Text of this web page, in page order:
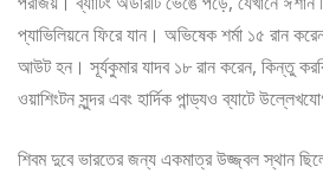
প্যাভিলিয়নে ফিরে যান। অভিষেক শর্মা ১৫ রান
আউট হন। সূর্যকুমার যাদব ১৮ রান করেন, কিন্তু
ওয়াশিংটন সুন্দর এবং হার্দিক পান্ড্যও ব্যাটে
শিবম দুবে ভারতের জন্য একমাত্র উজ্জ্বল স্থান